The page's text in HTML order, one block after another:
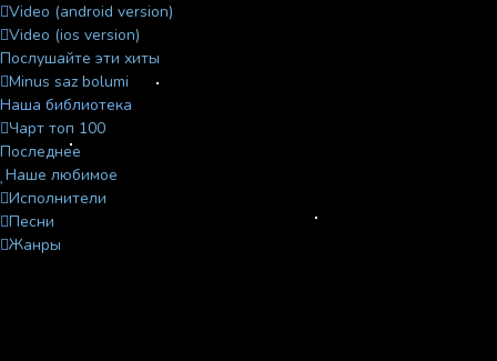
Video (android version)
Video (ios version)
Послушайте эти хиты
Minus saz bolumi
Наша библиотека
Чарт топ 100
Последнее
Наше любимое
Исполнители
Песни
Жанры